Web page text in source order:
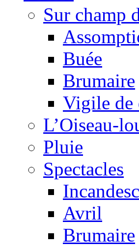
Sur champ
Buée
Brumaire
Vigile de
L’Oiseau-
Pluie
Spectacles
Avril
Brumaire